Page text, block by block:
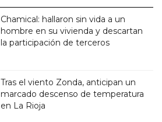
Chamical: hallaron sin vida a un
hombre en su vivienda y descartan
la participación de terceros
Tras el viento Zonda, anticipan un
marcado descenso de temperatura
en La Rioja